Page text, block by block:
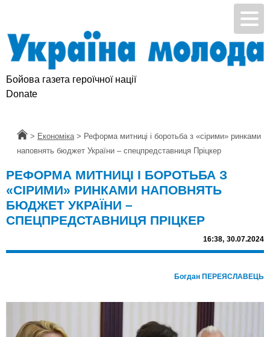
Бойова газета героїчної нації
Donate
Головна
> Економіка > Реформа митниці і боротьба з «сірими» ринками
наповнять бюджет України – спецпредставниця Пріцкер
РЕФОРМА МИТНИЦІ І БОРОТЬБА З
«СІРИМИ» РИНКАМИ НАПОВНЯТЬ
БЮДЖЕТ УКРАЇНИ –
СПЕЦПРЕДСТАВНИЦЯ ПРІЦКЕР
16:38, 30.07.2024
Богдан ПЕРЕЯСЛАВЕЦЬ